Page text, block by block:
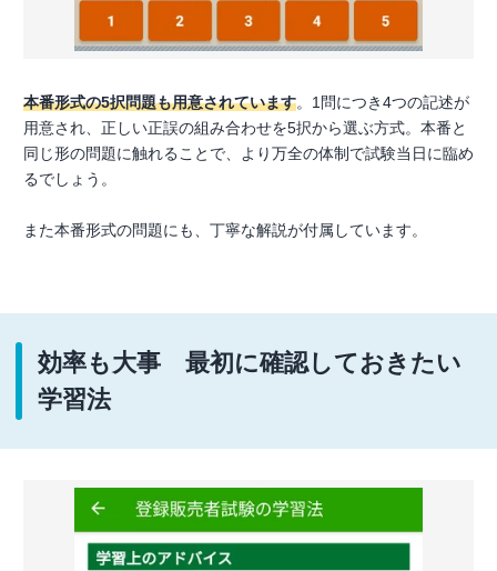
本番形式の5択問題も用意されています。1問につき4つの記述が
用意され、正しい正誤の組み合わせを5択から選ぶ方式。本番と
同じ形の問題に触れることで、より万全の体制で試験当日に臨め
るでしょう。
また本番形式の問題にも、丁寧な解説が付属しています。
効率も大事 最初に確認しておきたい
学習法